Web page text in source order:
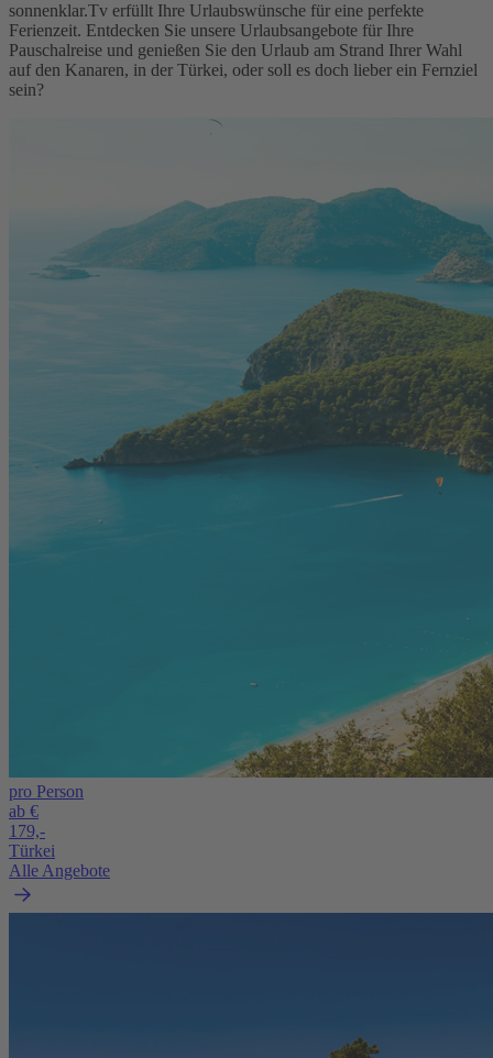
sonnenklar.Tv erfüllt Ihre Urlaubswünsche für eine perfekte
Ferienzeit. Entdecken Sie unsere Urlaubsangebote für Ihre
Pauschalreise und genießen Sie den Urlaub am Strand Ihrer Wahl
auf den Kanaren, in der Türkei, oder soll es doch lieber ein Fernziel
sein?
pro Person
ab €
179,-
Türkei
Alle Angebote